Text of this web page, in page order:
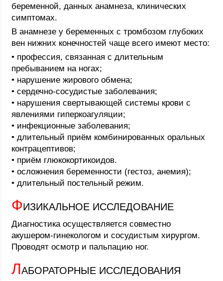
беременной, данных анамнеза, клинических
симптомах.
В анамнезе у беременных с тромбозом глубоких
вен нижних конечностей чаще всего имеют место:
• профессия, связанная с длительным
пребыванием на ногах;
• нарушение жирового обмена;
• сердечно-сосудистые заболевания;
• нарушения свертывающей системы крови с
явлениями гиперкоагуляции;
• инфекционные заболевания;
• длительный приём комбинированных оральных
контрацептивов;
• приём глюкокортикоидов.
• осложнения беременности (гестоз, анемия);
• длительный постельный режим.
ФИЗИКАЛЬНОЕ ИССЛЕДОВАНИЕ
Диагностика осуществляется совместно
акушером-гинекологом и сосудистым хирургом.
Проводят осмотр и пальпацию ног.
ЛАБОРАТОРНЫЕ ИССЛЕДОВАНИЯ